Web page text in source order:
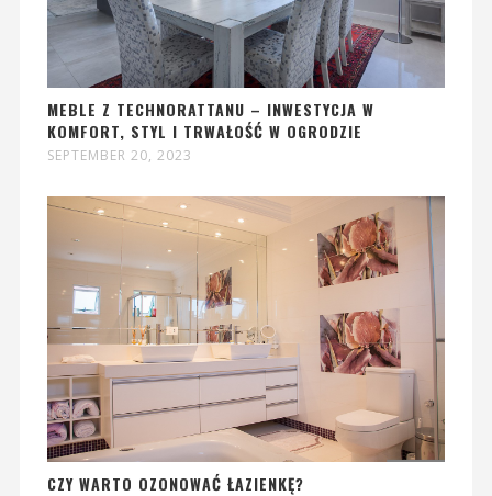
MEBLE Z TECHNORATTANU – INWESTYCJA W
KOMFORT, STYL I TRWAŁOŚĆ W OGRODZIE
SEPTEMBER 20, 2023
CZY WARTO OZONOWAĆ ŁAZIENKĘ?